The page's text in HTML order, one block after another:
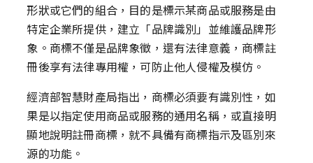
形狀或它們的組合，目的是標示某商品或服務是由
特定企業所提供，建立「品牌識別」並維護品牌形
象。商標不僅是品牌象徵，還有法律意義，商標註
冊後享有法律專用權，可防止他人侵權及模仿。
經濟部智慧財產局指出，商標必須要有識別性，如
果是以指定使用商品或服務的通用名稱，或直接明
顯地說明註冊商標，就不具備有商標指示及區別來
源的功能。